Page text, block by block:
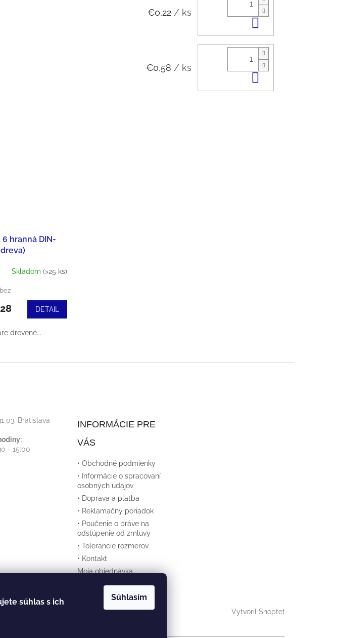
súhlas s ich
Súhlasím
hranná DIN-
Skladom (>25 ks)
DETAIL
drevené...
€0,22 / ks
€0,58 / ks
03, Bratislava
- 15:00
INFORMÁCIE PRE
VÁS
• Obchodné podmienky
• Informácie o spracovaní
osobných údajov
• Doprava a platba
• Reklamačný poriadok
• Poučenie o práve na
odstúpenie od zmluvy
• Tolerancie rozmerov
• Kontakt
Moja objednávka
Vytvoril Shoptet